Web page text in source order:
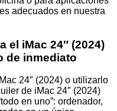
adecuados en nuestra
el iMac 24″ (2024)
de inmediato
24″ (2024) o utilizarlo
de iMac 24″ (2024)
en uno”: ordenador,